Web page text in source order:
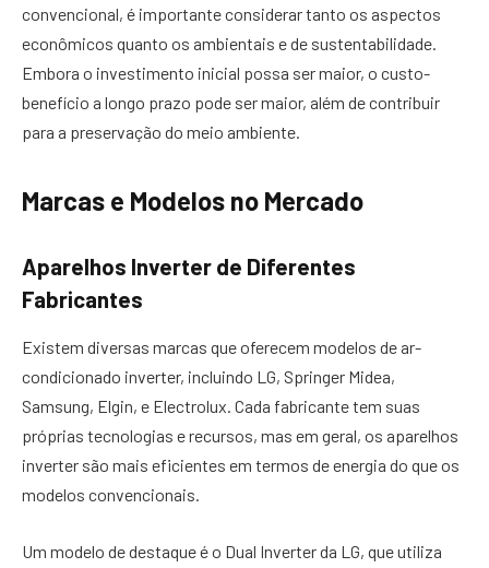
convencional, é importante considerar tanto os aspectos
econômicos quanto os ambientais e de sustentabilidade.
Embora o investimento inicial possa ser maior, o custo-
benefício a longo prazo pode ser maior, além de contribuir
para a preservação do meio ambiente.
Marcas e Modelos no Mercado
Aparelhos Inverter de Diferentes
Fabricantes
Existem diversas marcas que oferecem modelos de ar-
condicionado inverter, incluindo LG, Springer Midea,
Samsung, Elgin, e Electrolux. Cada fabricante tem suas
próprias tecnologias e recursos, mas em geral, os aparelhos
inverter são mais eficientes em termos de energia do que os
modelos convencionais.
Um modelo de destaque é o Dual Inverter da LG, que utiliza